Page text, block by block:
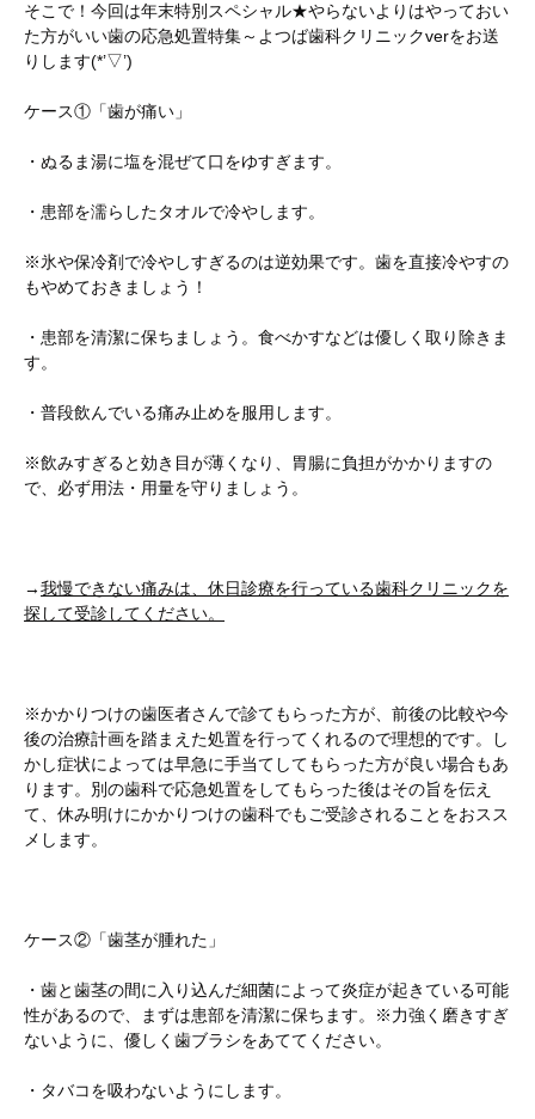
そこで！今回は年末特別スペシャル★やらないよりはやっておい
た方がいい歯の応急処置特集～よつば歯科クリニックverをお送
りします(*’▽’)
ケース①「歯が痛い」
・ぬるま湯に塩を混ぜて口をゆすぎます。
・患部を濡らしたタオルで冷やします。
※氷や保冷剤で冷やしすぎるのは逆効果です。歯を直接冷やすの
もやめておきましょう！
・患部を清潔に保ちましょう。食べかすなどは優しく取り除きま
す。
・普段飲んでいる痛み止めを服用します。
※飲みすぎると効き目が薄くなり、胃腸に負担がかかりますの
で、必ず用法・用量を守りましょう。
→我慢できない痛みは、休日診療を行っている歯科クリニックを
探して受診してください。
※かかりつけの歯医者さんで診てもらった方が、前後の比較や今
後の治療計画を踏まえた処置を行ってくれるので理想的です。し
かし症状によっては早急に手当てしてもらった方が良い場合もあ
ります。別の歯科で応急処置をしてもらった後はその旨を伝え
て、休み明けにかかりつけの歯科でもご受診されることをおスス
メします。
ケース②「歯茎が腫れた」
・歯と歯茎の間に入り込んだ細菌によって炎症が起きている可能
性があるので、まずは患部を清潔に保ちます。※力強く磨きすぎ
ないように、優しく歯ブラシをあててください。
・タバコを吸わないようにします。